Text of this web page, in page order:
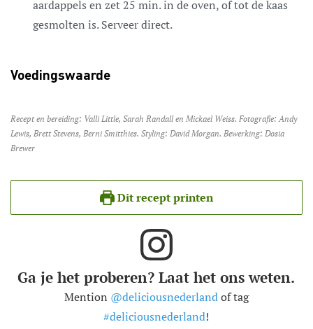
aardappels en zet 25 min. in de oven, of tot de kaas
gesmolten is. Serveer direct.
Voedingswaarde
Recept en bereiding: Valli Little, Sarah Randall en Mickael Weiss. Fotografie: Andy
Lewis, Brett Stevens, Berni Smitthies. Styling: David Morgan. Bewerking: Dosia
Brewer
Dit recept printen
Ga je het proberen? Laat het ons weten.
Mention @deliciousnederlandof tag
#deliciousnederland!